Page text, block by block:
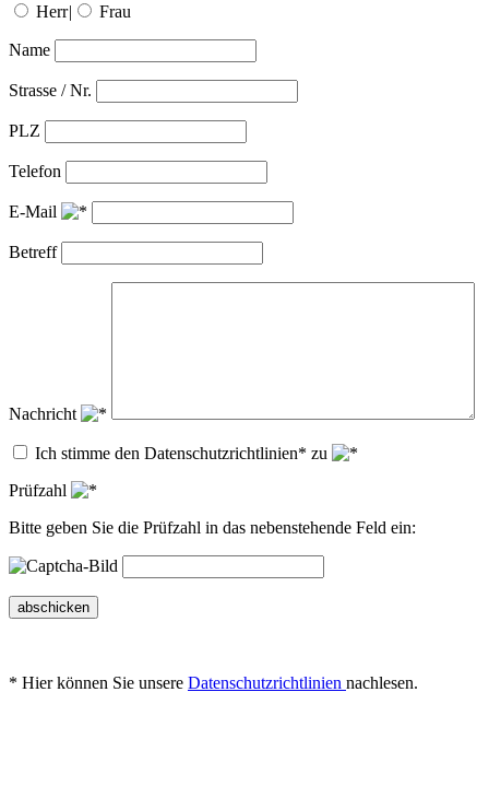
Herr| Frau
Name
Strasse / Nr.
PLZ
Telefon
E-Mail
Betreff
Nachricht
Ich stimme den Datenschutzrichtlinien* zu
Prüfzahl
Bitte geben Sie die Prüfzahl in das nebenstehende Feld ein:
abschicken
* Hier können Sie unsere Datenschutzrichtlinien nachlesen.